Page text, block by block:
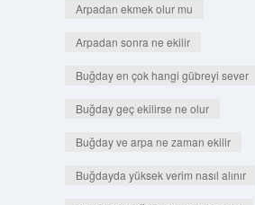
Arpadan ekmek olur mu
Arpadan sonra ne ekilir
Buğday en çok hangi gübreyi sever
Buğday geç ekilirse ne olur
Buğday ve arpa ne zaman ekilir
Buğdayda yüksek verim nasıl alınır